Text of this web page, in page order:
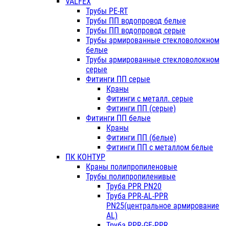
Трубы PE-RT
Трубы ПП водопровод белые
Трубы ПП водопровод серые
Трубы армированные стекловолокном
белые
Трубы армированные стекловолокном
серые
Фитинги ПП серые
Краны
Фитинги с металл. серые
Фитинги ПП (серые)
Фитинги ПП белые
Краны
Фитинги ПП (белые)
Фитинги ПП с металлом белые
ПК КОНТУР
Краны полипропиленовые
Трубы полипропиленивые
Труба PPR PN20
Труба PPR-AL-PPR
PN25(центральное армирование
AL)